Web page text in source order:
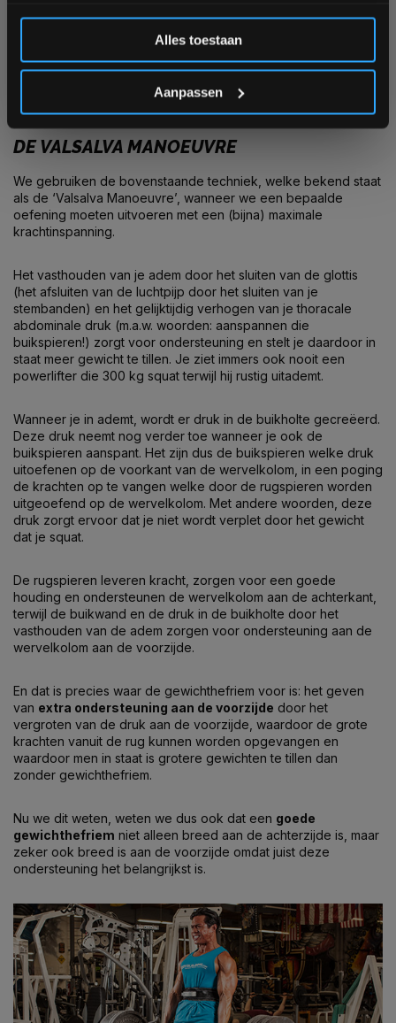
Alles toestaan
Aanpassen
uit de ademen. Hoewel je absoluut moet blijven ademen, is dit
echter niet de beste methode wanneer je heel veel kracht
moet leveren. Wanneer je in het dagelijkse leven een zeer
zwaar voorwerp moet verplaatsen, adem je diep in, til je het
voltooien van de krachtinspanning.
DE VALSALVA MANOEUVRE
We gebruiken de bovenstaande techniek, welke bekend staat
als de ‘Valsalva Manoeuvre’, wanneer we een bepaalde
oefening moeten uitvoeren met een (bijna) maximale
krachtinspanning.
Het vasthouden van je adem door het sluiten van de glottis
(het afsluiten van de luchtpijp door het sluiten van je
stembanden) en het gelijktijdig verhogen van je thoracale
abdominale druk (m.a.w. woorden: aanspannen die
buikspieren!) zorgt voor ondersteuning en stelt je daardoor in
staat meer gewicht te tillen. Je ziet immers ook nooit een
powerlifter die 300 kg squat terwijl hij rustig uitademt.
Wanneer je in ademt, wordt er druk in de buikholte gecreëerd.
Deze druk neemt nog verder toe wanneer je ook de
buikspieren aanspant. Het zijn dus de buikspieren welke druk
uitoefenen op de voorkant van de wervelkolom, in een poging
de krachten op te vangen welke door de rugspieren worden
uitgeoefend op de wervelkolom. Met andere woorden, deze
druk zorgt ervoor dat je niet wordt verplet door het gewicht
dat je squat.
De rugspieren leveren kracht, zorgen voor een goede
houding en ondersteunen de wervelkolom aan de achterkant,
terwijl de buikwand en de druk in de buikholte door het
vasthouden van de adem zorgen voor ondersteuning aan de
wervelkolom aan de voorzijde.
En dat is precies waar de gewichthefriem voor is: het geven
van extra ondersteuning aan de voorzijde door het
vergroten van de druk aan de voorzijde, waardoor de grote
krachten vanuit de rug kunnen worden opgevangen en
waardoor men in staat is grotere gewichten te tillen dan
zonder gewichthefriem.
Nu we dit weten, weten we dus ook dat een goede
gewichthefriem niet alleen breed aan de achterzijde is, maar
zeker ook breed is aan de voorzijde omdat juist deze
ondersteuning het belangrijkst is.
Inschrijven
*Verzendkosten vallen buiten de korting